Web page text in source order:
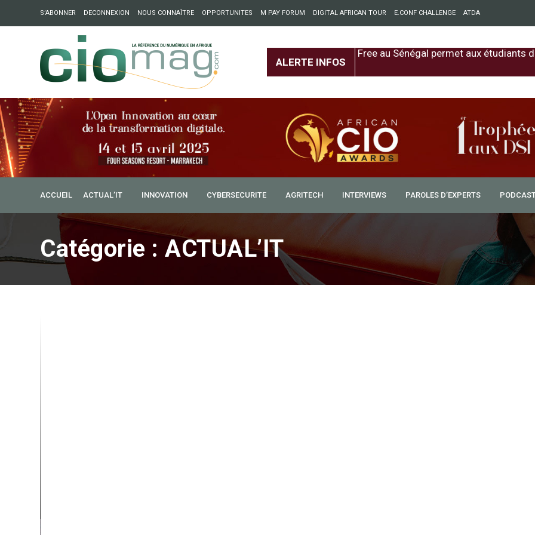
S’ABONNER DECONNEXION NOUS CONNAÎTRE OPPORTUNITES M PAY FORUM DIGITAL AFRICAN TOUR E.CONF CHALLENGE ATDA
ALERTE INFOS
2021 : Ecosystèmes digitaux africains, levier de développement économique
de la keynote d’Inetum
Free au Sénégal permet aux étudiants
ACCUEIL ACTUAL’IT INNOVATION CYBERSECURITE AGRITECH INTERVIEWS PAROLES D’EXPERTS
Catégorie : ACTUAL’IT
5 mars 2015 Anselme AKEKO
les opérations douanières
(Cio Mag) – “Sydonia world”, c’est le logiciel qui va permettre d’informatiser, d’automatiser les
opérations douanières et augmenter par la...